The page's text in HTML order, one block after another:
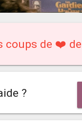
coups de ❤️
?